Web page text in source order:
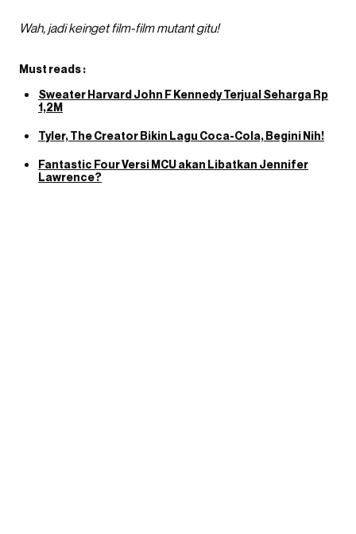
Wah, jadi keinget film-film mutant gitu!
Must reads :
Sweater Harvard John F Kennedy Terjual Seharga Rp
1,2M
Tyler, The Creator Bikin Lagu Coca-Cola, Begini Nih!
Fantastic Four Versi MCU akan Libatkan Jennifer
Lawrence?